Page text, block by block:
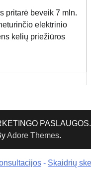
pritarė beveik 7 mln.
elektrinio
kelių priežiūros
Adore Themes.
- Skaidrių